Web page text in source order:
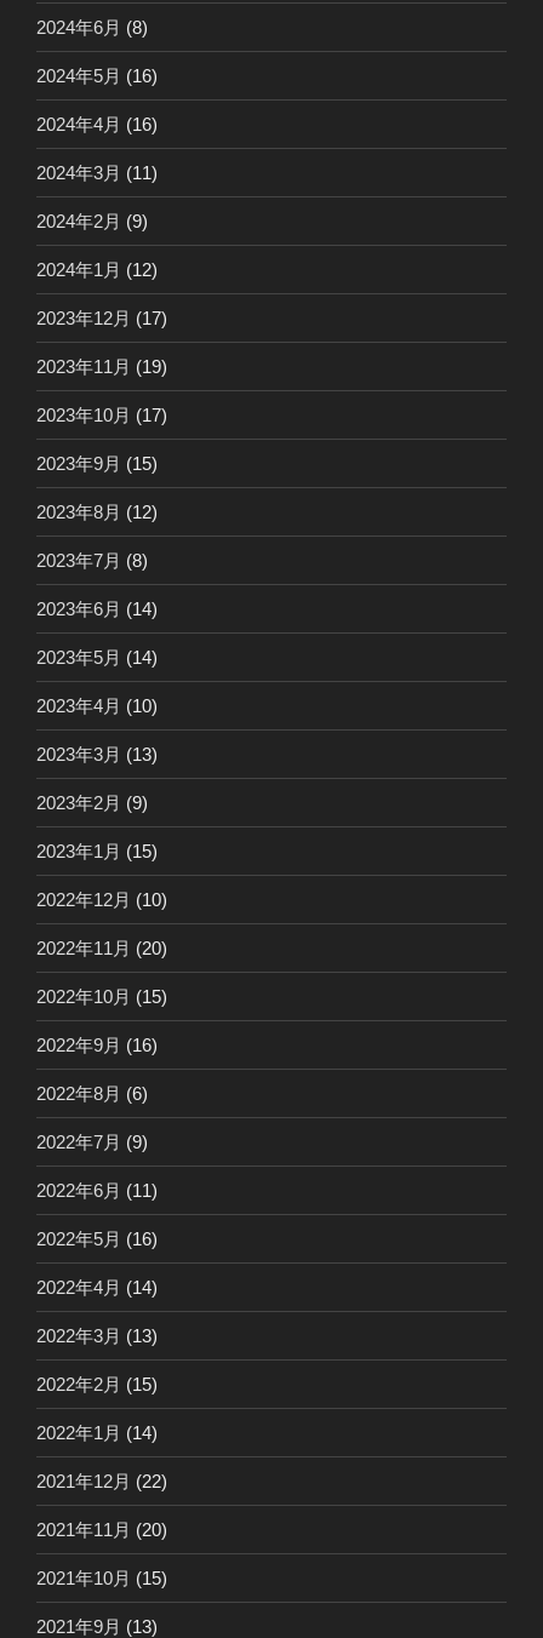
2024年6月 (8)
2024年5月 (16)
2024年4月 (16)
2024年3月 (11)
2024年2月 (9)
2024年1月 (12)
2023年12月 (17)
2023年11月 (19)
2023年10月 (17)
2023年9月 (15)
2023年8月 (12)
2023年7月 (8)
2023年6月 (14)
2023年5月 (14)
2023年4月 (10)
2023年3月 (13)
2023年2月 (9)
2023年1月 (15)
2022年12月 (10)
2022年11月 (20)
2022年10月 (15)
2022年9月 (16)
2022年8月 (6)
2022年7月 (9)
2022年6月 (11)
2022年5月 (16)
2022年4月 (14)
2022年3月 (13)
2022年2月 (15)
2022年1月 (14)
2021年12月 (22)
2021年11月 (20)
2021年10月 (15)
2021年9月 (13)